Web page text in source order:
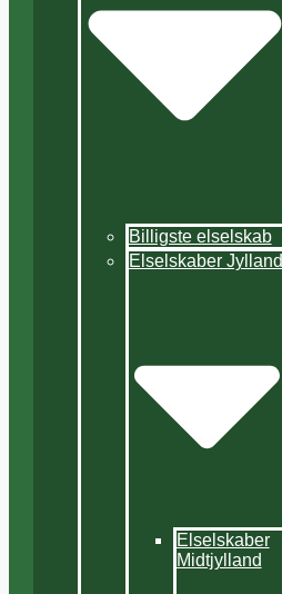
Billigste elselskab
Elselskaber Jylland
Elselskaber
Midtjylland